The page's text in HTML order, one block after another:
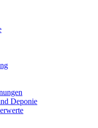
Deponie